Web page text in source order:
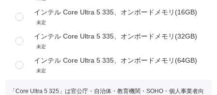
インテル Core Ultra 5 335、オンボードメモリ(16GB)
未定
インテル Core Ultra 5 335、オンボードメモリ(32GB)
未定
インテル Core Ultra 5 335、オンボードメモリ(64GB)
未定
「Core Ultra 5 325」は官公庁・自治体・教育機関・SOHO・個人事業者向